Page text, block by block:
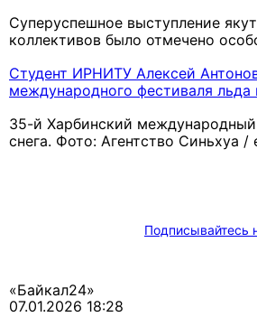
Суперуспешное выступление
коллективов было отмечено
Студент ИРНИТУ Алексей
международного фестиваля льда
35-й Харбинский
снега. Фото: Агентство Синьхуа /
Подписывайтесь
«Байкал24»
07.01.2026 18:28